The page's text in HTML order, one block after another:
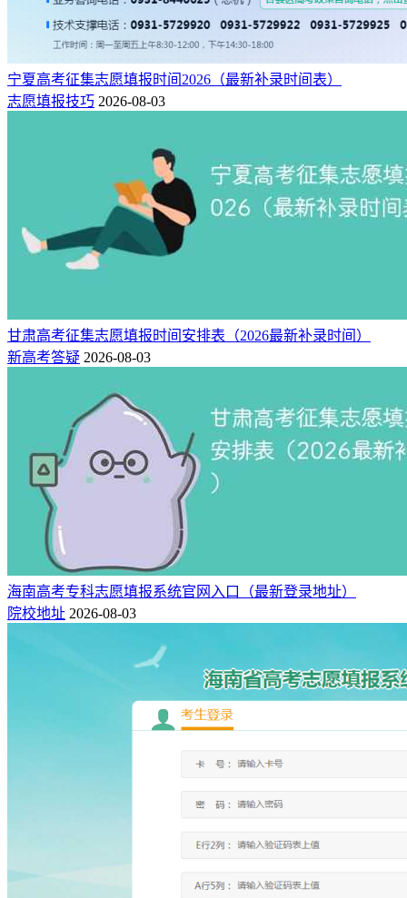
宁夏高考征集志愿填报时间2026（最新补录时间表）
志愿填报技巧 2026-08-03
甘肃高考征集志愿填报时间安排表（2026最新补录时间）
新高考答疑 2026-08-03
海南高考专科志愿填报系统官网入口（最新登录地址）
院校地址 2026-08-03